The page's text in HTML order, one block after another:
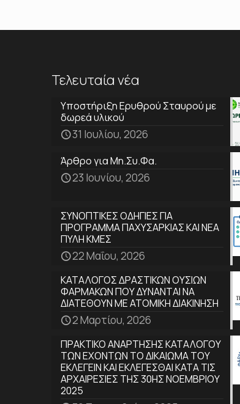
Τελευταία νέα
Υποστήριξη Ερυθρού Σταυρού με
δωρεά υλικού
31 Ιουλίου, 2026
Άρθρο για Μη.Συ.Φα.
23 Ιουνίου, 2026
ΣΥΝΟΠΤΙΚΕΣ ΟΔΗΓΙΕΣ ΓΙΑ
ΠΡΟΓΡΑΜΜΑ ΠΑΧΥΣΑΡΚΙΑΣ ΚΑΙ ΝΕΑ
ΠΥΛΗ ΚΜΕΣ
22 Μαΐου, 2026
ΚΑΤΑΛΟΓΟΣ ΔΡΑΣΤΙΚΩΝ ΟΥΣΙΩΝ
ΦΑΡΜΑΚΩΝ ΠΟΥ ΔΥΝΑΝΤΑΙ ΝΑ
ΔΙΑΤΕΘΟΥΝ ΜΕ ΑΤΟΜΙΚΗ ΔΙΑΚΙΝΗΣΗ
2 Μαρτίου, 2026
ΠΡΑΚΤΙΚΟ ΑΝΑΡΤΗΣΗΣ ΚΑΤΑΛΟΓΟΥ
ΤΩΝ ΕΧΟΝΤΩΝ ΤΟ ΔΙΚΑΙΩΜΑ ΤΟΥ
ΕΚΛΕΓΕΙΝ ΚΑΙ ΕΚΛΕΓΕΣΘΑΙ ΚΑΤΑ ΤΙΣ
ΑΡΧΑΙΡΕΣΙΕΣ ΤΗΣ 30ΗΣ ΝΟΕΜΒΡΙΟΥ
2025